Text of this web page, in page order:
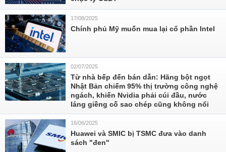
17/08/2025
Chính phủ Mỹ muốn mua lại cổ phần Intel
02/07/2025
Từ nhà bếp đến bán dẫn: Hãng bột ngọt
Nhật Bản chiếm 95% thị trường công nghệ
ngách, khiến Nvidia phải cúi đầu, nước
láng giềng cố sao chép cũng không nổi
16/06/2025
Huawei và SMIC bị TSMC đưa vào danh
sách "đen"